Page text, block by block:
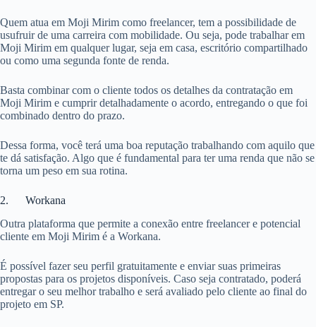
Quem atua em Moji Mirim como freelancer, tem a possibilidade de
usufruir de uma carreira com mobilidade. Ou seja, pode trabalhar em
Moji Mirim em qualquer lugar, seja em casa, escritório compartilhado
ou como uma segunda fonte de renda.
Basta combinar com o cliente todos os detalhes da contratação em
Moji Mirim e cumprir detalhadamente o acordo, entregando o que foi
combinado dentro do prazo.
Dessa forma, você terá uma boa reputação trabalhando com aquilo que
te dá satisfação. Algo que é fundamental para ter uma renda que não se
torna um peso em sua rotina.
2. Workana
Outra plataforma que permite a conexão entre freelancer e potencial
cliente em Moji Mirim é a Workana.
É possível fazer seu perfil gratuitamente e enviar suas primeiras
propostas para os projetos disponíveis. Caso seja contratado, poderá
entregar o seu melhor trabalho e será avaliado pelo cliente ao final do
projeto em SP.